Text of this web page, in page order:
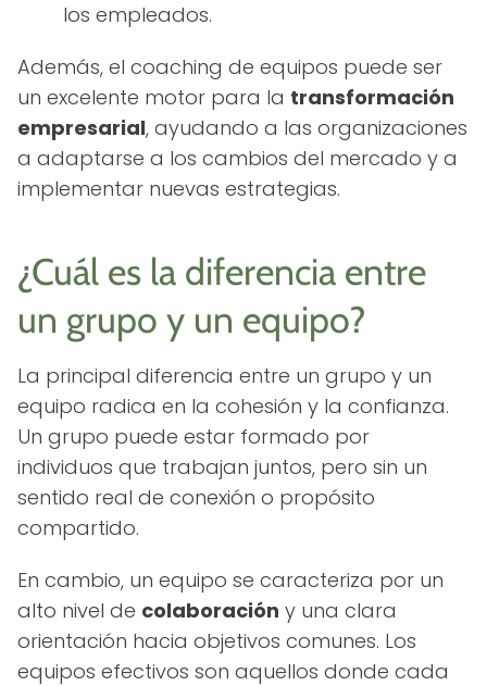
los empleados.
Además, el coaching de equipos puede ser
un excelente motor para la transformación
empresarial, ayudando a las organizaciones
a adaptarse a los cambios del mercado y a
implementar nuevas estrategias.
¿Cuál es la diferencia entre
un grupo y un equipo?
La principal diferencia entre un grupo y un
equipo radica en la cohesión y la confianza.
Un grupo puede estar formado por
individuos que trabajan juntos, pero sin un
sentido real de conexión o propósito
compartido.
En cambio, un equipo se caracteriza por un
alto nivel de colaboración y una clara
orientación hacia objetivos comunes. Los
equipos efectivos son aquellos donde cada